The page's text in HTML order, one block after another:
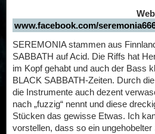
www.facebook.com/
SEREMONIA stammen aus
SABBATH auf Acid. Die Riffs hat
im Kopf gehabt und auch der Bass
BLACK SABBATH-Zeiten. Durch
die Instrumente auch dezent
nach „fuzzig“ nennt und diese
Stücken das gewisse Etwas. Ich
vorstellen, dass so ein ungehobelter